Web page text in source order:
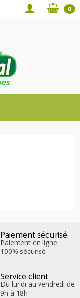
0
Paiement sécurisé
Paiement en ligne
100% sécurisé
Service client
Du lundi au vendredi de
9h à 18h